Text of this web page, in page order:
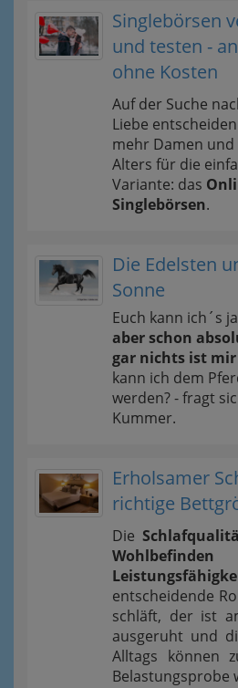
Singlebörsen
und testen -
ohne Kosten
Auf der Suche
Liebe
mehr Damen
Alters für die
Variante: das
Singlebörsen.
Die Edelsten
Sonne
Euch kann ich´s
aber schon
gar nichts ist
kann ich dem
werden? - fragt
Kummer.
Erholsamer
richtige
Die
entscheidende
schläft, der ist
ausgeruht und
Alltags können
Belastungsprobe